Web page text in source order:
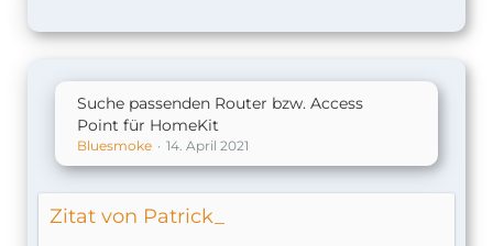
Suche passenden Router bzw. Access
Point für HomeKit
Bluesmoke 14. April 2021
Zitat von Patrick_